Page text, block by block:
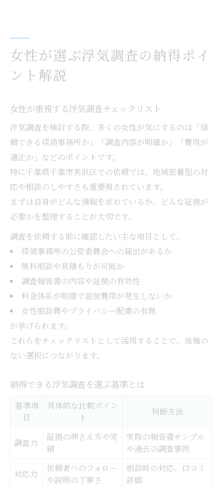
女性が選ぶ浮気調査の納得ポイ
ント解説
女性が重視する浮気調査チェックリスト
浮気調査を検討する際、多くの女性が気にするのは「信
頼できる探偵事務所か」「調査内容が明確か」「費用が
適正か」などのポイントです。
特に千葉県千葉市美浜区での依頼では、地域密着型の対
応や相談のしやすさも重要視されています。
まずは自身がどんな情報を求めているか、どんな証拠が
必要かを整理することが大切です。
調査を依頼する前に確認したい主な項目として、
探偵事務所の公安委員会への届出があるか
無料相談や見積もりが可能か
調査報告書の内容や証拠の有効性
料金体系が明確で追加費用が発生しないか
女性相談員やプライバシー配慮の有無
が挙げられます。
これらをチェックリストとして活用することで、後悔の
ない選択につながります。
納得できる浮気調査を選ぶ基準とは
基準項
目
具体的な比較ポイン
ト
判断方法
調査力
証拠の押さえ方や実
績
実際の報告書サンプル
や過去の調査事例
対応力
依頼者へのフォロー
や説明の丁寧さ
相談時の対応、口コミ
評価